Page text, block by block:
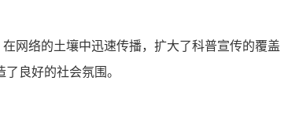
网络的土壤中迅速传播，扩大了科普宣传的覆盖
良好的社会氛围。